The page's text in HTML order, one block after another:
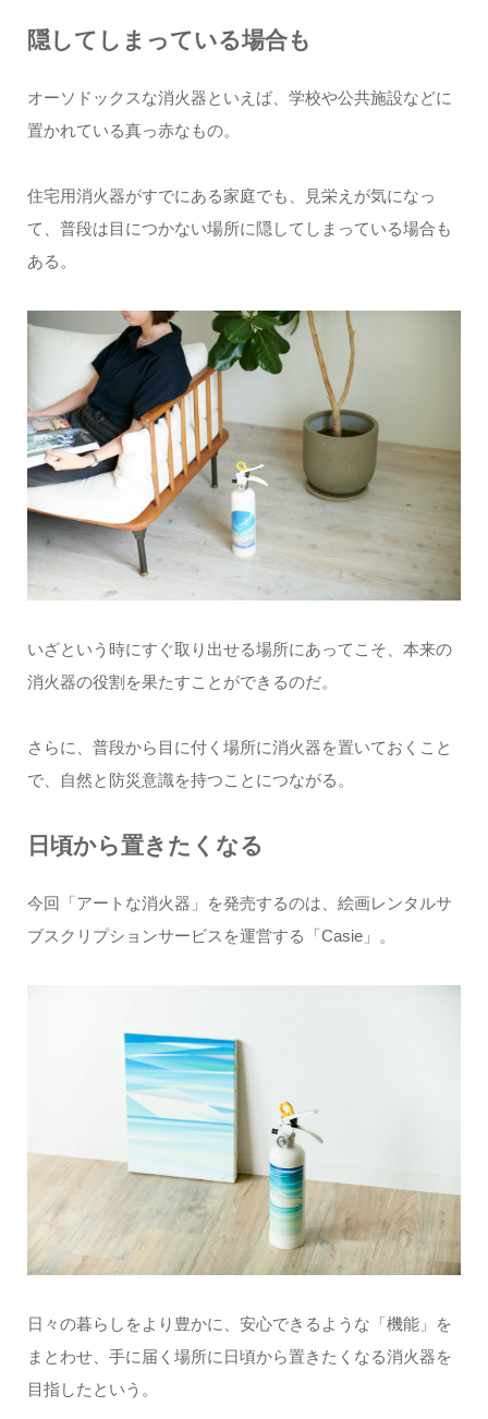
隠してしまっている場合も
オーソドックスな消火器といえば、学校や公共施設などに
置かれている真っ赤なもの。
住宅用消火器がすでにある家庭でも、見栄えが気になっ
て、普段は目につかない場所に隠してしまっている場合も
ある。
いざという時にすぐ取り出せる場所にあってこそ、本来の
消火器の役割を果たすことができるのだ。
さらに、普段から目に付く場所に消火器を置いておくこと
で、自然と防災意識を持つことにつながる。
日頃から置きたくなる
今回「アートな消火器」を発売するのは、絵画レンタルサ
ブスクリプションサービスを運営する「Casie」。
日々の暮らしをより豊かに、安心できるような「機能」を
まとわせ、手に届く場所に日頃から置きたくなる消火器を
目指したという。